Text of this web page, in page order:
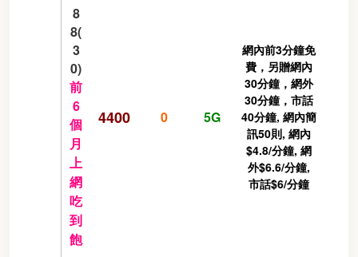
8
8(
3
0)
前
6
個
月
上
網
吃
到
飽
4400 0 5G
網內前3分鐘免
費，另贈網內
30分鐘，網外
30分鐘，市話
40分鐘, 網內簡
訊50則, 網內
$4.8/分鐘, 網
外$6.6/分鐘,
市話$6/分鐘